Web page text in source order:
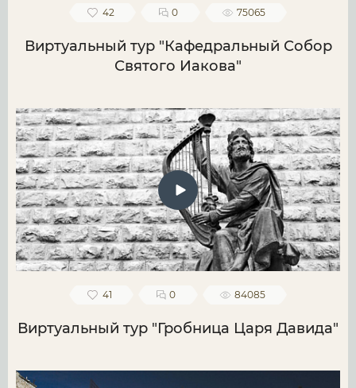
42 0 75065
Виртуальный тур "Кафедральный Собор
Святого Иакова"
41 0 84085
Виртуальный тур "Гробница Царя Давида"